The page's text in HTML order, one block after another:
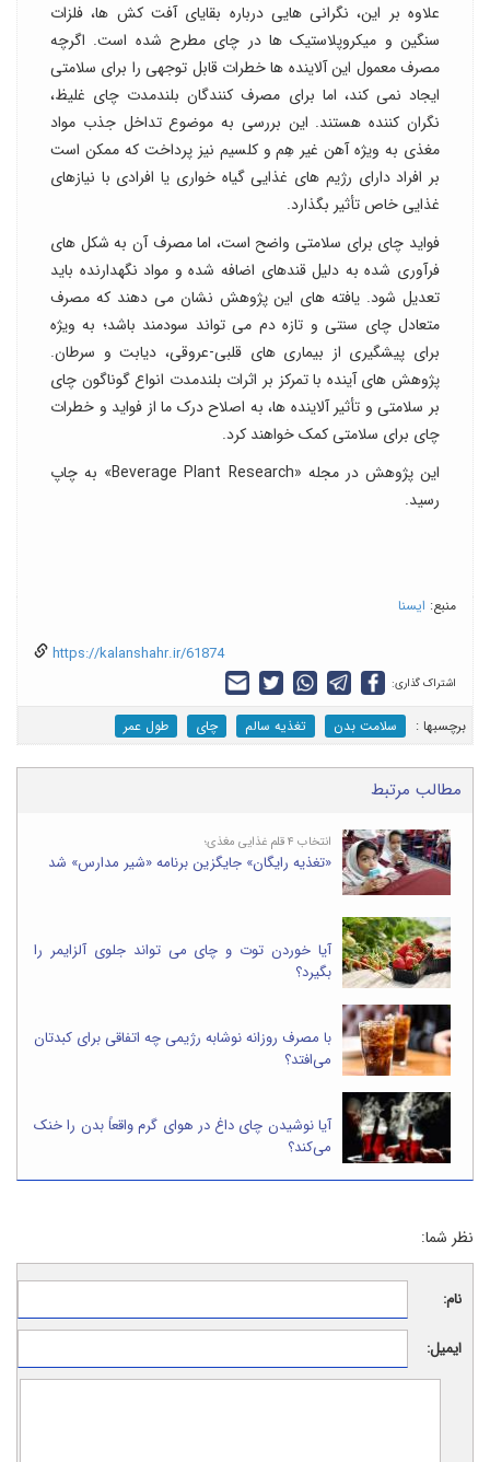
علاوه بر این، نگرانی هایی درباره بقایای آفت کش ها، فلزات
سنگین و میکروپلاستیک ها در چای مطرح شده است. اگرچه
مصرف معمول این آلاینده ها خطرات قابل توجهی را برای سلامتی
ایجاد نمی کند، اما برای مصرف کنندگان بلندمدت چای غلیظ،
نگران کننده هستند. این بررسی به موضوع تداخل جذب مواد
مغذی به ویژه آهن غیر هِم و کلسیم نیز پرداخت که ممکن است
بر افراد دارای رژیم های غذایی گیاه خواری یا افرادی با نیازهای
غذایی خاص تأثیر بگذارد.
فواید چای برای سلامتی واضح است، اما مصرف آن به شکل های
فرآوری شده به دلیل قندهای اضافه شده و مواد نگهدارنده باید
تعدیل شود. یافته های این پژوهش نشان می دهند که مصرف
متعادل چای سنتی و تازه دم می تواند سودمند باشد؛ به ویژه
برای پیشگیری از بیماری های قلبی-عروقی، دیابت و سرطان.
پژوهش های آینده با تمرکز بر اثرات بلندمدت انواع گوناگون چای
بر سلامتی و تأثیر آلاینده ها، به اصلاح درک ما از فواید و خطرات
چای برای سلامتی کمک خواهند کرد.
این پژوهش در مجله «Beverage Plant Research» به چاپ
رسید.
منبع: ایسنا
https://kalanshahr.ir/61874
اشتراک گذاری:
برچسب‎ها : سلامت بدن تغذیه سالم چای طول عمر
مطالب مرتبط
انتخاب ۴ قلم غذایی مغذی؛
«تغذیه رایگان» جایگزین برنامه «شیر مدارس» شد
آیا خوردن توت و چای می تواند جلوی آلزایمر را
بگیرد؟
با مصرف روزانه نوشابه رژیمی چه اتفاقی برای کبدتان
می‌افتد؟
آیا نوشیدن چای داغ در هوای گرم واقعاً بدن را خنک
می‌کند؟
نظر شما:
نام:
ایمیل: